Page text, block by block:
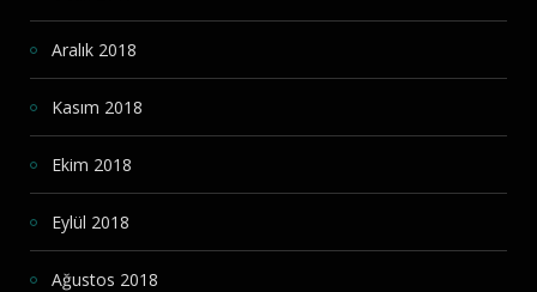
Aralık 2018
Kasım 2018
Ekim 2018
Eylül 2018
Ağustos 2018